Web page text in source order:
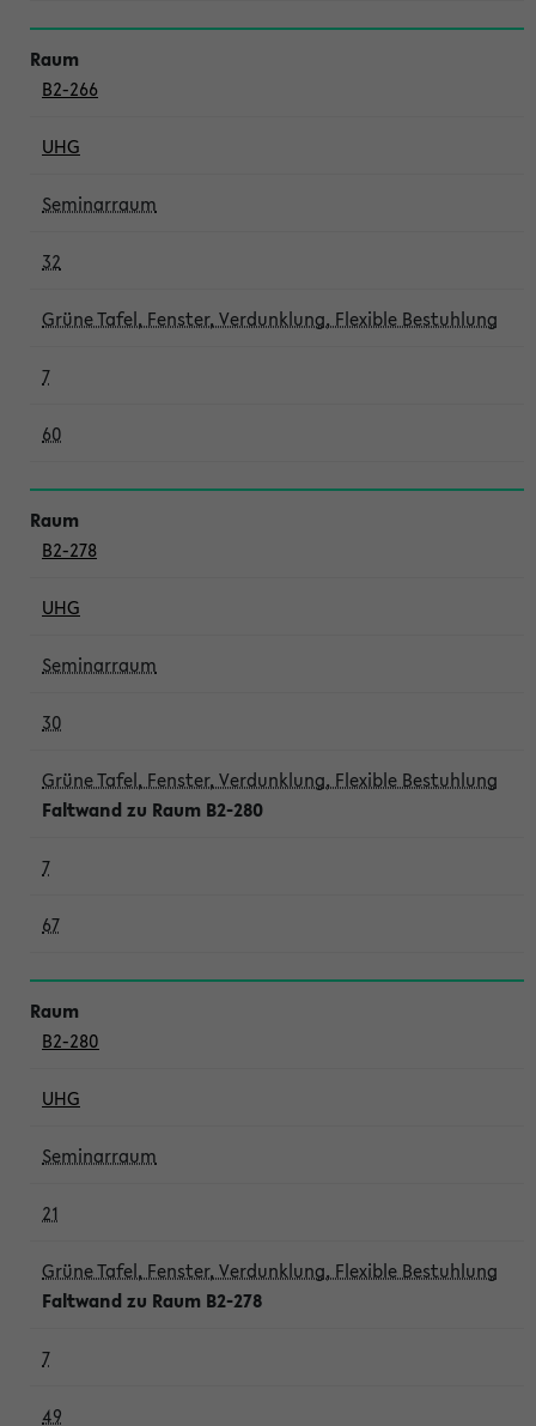
B2-266
UHG
Seminarraum
32
Grüne Tafel, Fenster, Verdunklung, Flexible Bestuhlung
7
60
B2-278
UHG
Seminarraum
30
Grüne Tafel, Fenster, Verdunklung, Flexible Bestuhlung
Faltwand zu Raum B2-280
7
67
B2-280
UHG
Seminarraum
21
Grüne Tafel, Fenster, Verdunklung, Flexible Bestuhlung
Faltwand zu Raum B2-278
7
49